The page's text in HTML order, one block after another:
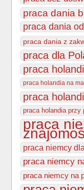
praca dania
praca dania
praca dania z
praca dla
praca
praca holandia na
praca
praca holandia przy
praca
praca niemcy
praca niemcy
praca niemcy na